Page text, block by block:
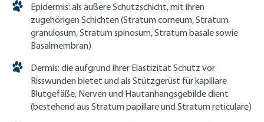
Epidermis: als äußere Schutzschicht, mit ihren
zugehörigen Schichten (Stratum corneum, Stratum
granulosum, Stratum spinosum, Stratum basale sowie
Basalmembran)
Dermis: die aufgrund ihrer Elastizität Schutz vor
Risswunden bietet und als Stützgerüst für kapillare
Blutgefäße, Nerven und Hautanhangsgebilde dient
(bestehend aus Stratum papillare und Stratum reticulare)